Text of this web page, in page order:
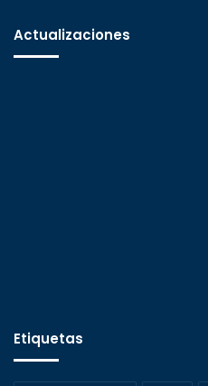
Actualizaciones
Etiquetas